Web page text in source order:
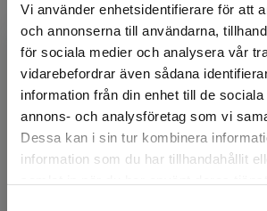
Vi använder enhetsidentifierare för att
och annonserna till användarna,
för sociala medier och analysera vår
vidarebefordrar även sådana
information från din enhet till de
annons- och analysföretag som vi
Dessa kan i sin tur kombinera
information som du har tillhandahållit
Begränsad
Det verkar som att du besöker
studentlitteratur.se via en enhet